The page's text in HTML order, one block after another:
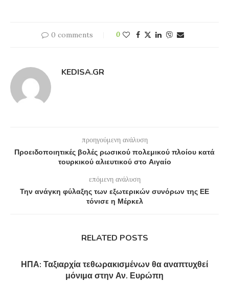
0 comments 0
KEDISA.GR
προηγούμενη ανάλυση
Προειδοποιητικές βολές ρωσικού πολεμικού πλοίου κατά
τουρκικού αλιευτικού στο Αιγαίο
επόμενη ανάλυση
Την ανάγκη φύλαξης των εξωτερικών συνόρων της ΕΕ
τόνισε η Μέρκελ
RELATED POSTS
ΗΠΑ: Ταξιαρχία τεθωρακισμένων θα αναπτυχθεί
μόνιμα στην Αν. Ευρώπη